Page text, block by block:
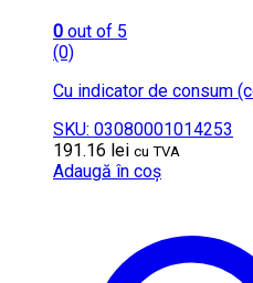
0 out of 5
(0)
Cu indicator de consum
SKU: 03080001014253
191.16 lei cu TVA
Adaugă în coș